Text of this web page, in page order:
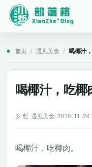
首页 / 遇见美食 / 喝椰汁
喝椰汁，吃椰
罗 哲 遇见美食 2018-11-24
喝椰汁，吃椰肉。